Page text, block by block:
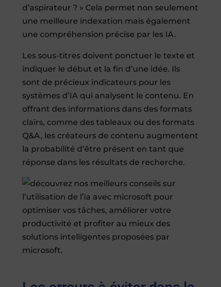
d’aspirateur ? » Cela permet non seulement
une meilleure indexation mais également
une compréhension précise par les IA.
Les sous-titres doivent ponctuer le texte et
indiquer le début et la fin d’une idée. Ils
sont de précieux indicateurs pour les
systèmes d’IA qui analysent le contenu. En
offrant des informations dans des formats
clairs, comme des tableaux ou des formats
Q&A, les créateurs de contenu augmentent
la probabilité d’être présent en tant que
réponse dans les résultats de recherche.